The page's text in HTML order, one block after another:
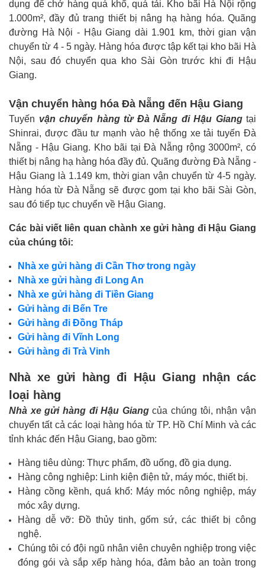
dụng để chở hàng quá khổ, quá tải. Kho bãi Hà Nội rộng
1.000m², đầy đủ trang thiết bị nâng hạ hàng hóa. Quãng
đường Hà Nội - Hậu Giang dài 1.901 km, thời gian vận
chuyển từ 4 - 5 ngày. Hàng hóa được tập kết tại kho bãi Hà
Nội, sau đó chuyển qua kho Sài Gòn trước khi đi Hậu
Giang.
Vận chuyển hàng hóa Đà Nẵng đến Hậu Giang
Tuyến vận chuyển hàng từ Đà Nẵng đi Hậu Giangtại
Shinrai, được đầu tư mạnh vào hệ thống xe tải tuyến Đà
Nẵng - Hậu Giang. Kho bãi tại Đà Nẵng rộng 3000m², có
thiết bị nâng hạ hàng hóa đầy đủ. Quãng đường Đà Nẵng -
Hậu Giang là 1.149 km, thời gian vận chuyển từ 4-5 ngày.
Hàng hóa từ Đà Nẵng sẽ được gom tại kho bãi Sài Gòn,
sau đó tiếp tục chuyển về Hậu Giang.
Các bài viết liên quan chành xe gửi hàng đi Hậu Giang
của chúng tôi:
Nhà xe gửi hàng đi Cần Thơ trong ngày
Nhà xe gửi hàng đi Long An
Nhà xe gửi hàng đi Tiền Giang
Gửi hàng đi Bến Tre
Gửi hàng đi Đồng Tháp
Gửi hàng đi Vĩnh Long
Gửi hàng đi Trà Vinh
Nhà xe gửi hàng đi Hậu Giang nhận các
loại hàng
Nhà xe gửi hàng đi Hậu Giangcủa chúng tôi, nhận vận
chuyển tất cả các loại hàng hóa từ TP. Hồ Chí Minh và các
tỉnh khác đến Hậu Giang, bao gồm:
Hàng tiêu dùng: Thực phẩm, đồ uống, đồ gia dụng.
Hàng công nghiệp: Linh kiện điện tử, máy móc, thiết bị.
Hàng cồng kềnh, quá khổ: Máy móc nông nghiệp, máy
móc xây dựng.
Hàng dễ vỡ: Đồ thủy tinh, gốm sứ, các thiết bị công
nghệ.
Chúng tôi có đội ngũ nhân viên chuyên nghiệp trong việc
đóng gói và sắp xếp hàng hóa, đảm bảo an toàn trong